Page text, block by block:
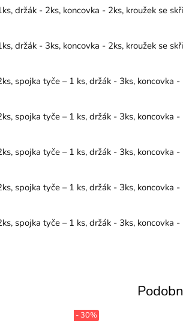
držák - 2ks, koncovka - 2ks, kroužek se
držák - 3ks, koncovka - 2ks, kroužek se
spojka tyče – 1 ks, držák - 3ks, koncovka
spojka tyče – 1 ks, držák - 3ks, koncovka
spojka tyče – 1 ks, držák - 3ks, koncovka
spojka tyče – 1 ks, držák - 3ks, koncovka
spojka tyče – 1 ks, držák - 3ks, koncovka
- 30%